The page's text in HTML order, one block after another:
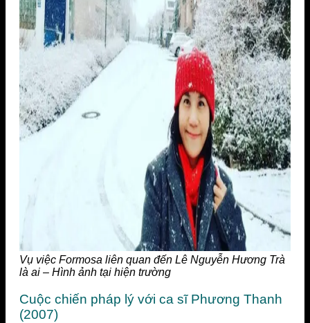
Vụ việc Formosa liên quan đến Lê Nguyễn Hương Trà
là ai – Hình ảnh tại hiện trường
Cuộc chiến pháp lý với ca sĩ Phương Thanh
(2007)